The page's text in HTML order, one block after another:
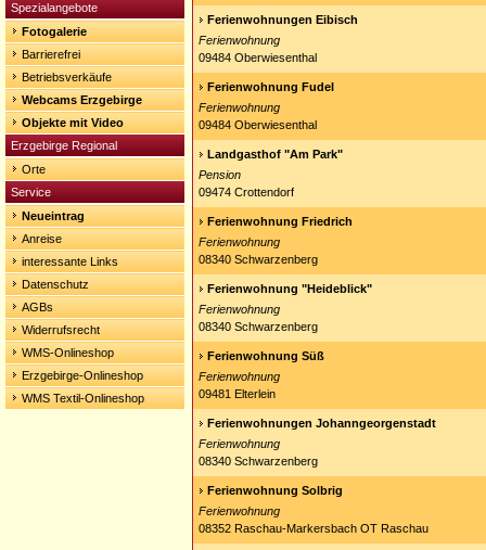
Spezialangebote
Fotogalerie
Barrierefrei
Betriebsverkäufe
Webcams Erzgebirge
Objekte mit Video
Erzgebirge Regional
Orte
Service
Neueintrag
Anreise
interessante Links
Datenschutz
AGBs
Widerrufsrecht
WMS-Onlineshop
Erzgebirge-Onlineshop
WMS Textil-Onlineshop
Ferienwohnungen Eibisch
Ferienwohnung
09484 Oberwiesenthal
Ferienwohnung Fudel
Ferienwohnung
09484 Oberwiesenthal
Landgasthof "Am Park"
Pension
09474 Crottendorf
Ferienwohnung Friedrich
Ferienwohnung
08340 Schwarzenberg
Ferienwohnung "Heideblick"
Ferienwohnung
08340 Schwarzenberg
Ferienwohnung Süß
Ferienwohnung
09481 Elterlein
Ferienwohnungen Johanngeorgenstadt
Ferienwohnung
08340 Schwarzenberg
Ferienwohnung Solbrig
Ferienwohnung
08352 Raschau-Markersbach OT Raschau